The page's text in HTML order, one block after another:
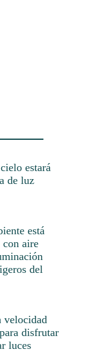
estará
de luz
está
con aire
del
velocidad
disfrutar
luces